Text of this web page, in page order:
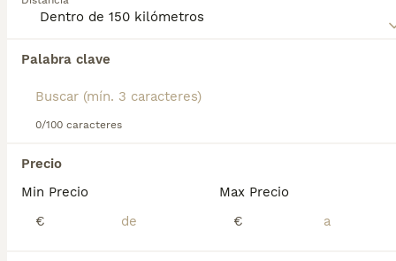
Palabra clave
0/100 caracteres
Precio
Min Precio
€
Max Precio
€
Encontramos 0 Pastor Belga Malinois Perros
Si deseas exactamente esta búsqueda guarda tu
búsqueda y espera el resultado perfecto:
Preguntas frecuentes